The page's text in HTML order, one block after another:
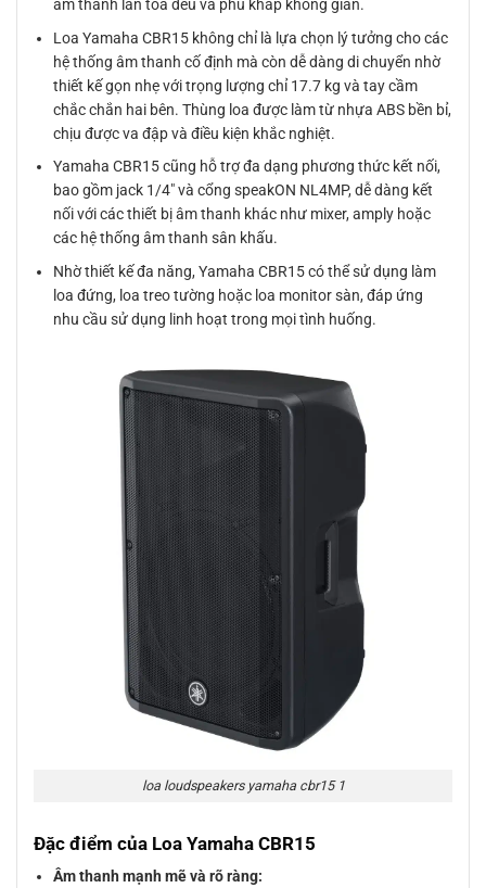
âm thanh lan tỏa đều và phủ khắp không gian.
Loa Yamaha CBR15 không chỉ là lựa chọn lý tưởng cho các
hệ thống âm thanh cố định mà còn dễ dàng di chuyển nhờ
thiết kế gọn nhẹ với trọng lượng chỉ 17.7 kg và tay cầm
chắc chắn hai bên. Thùng loa được làm từ nhựa ABS bền bỉ,
chịu được va đập và điều kiện khắc nghiệt.
Yamaha CBR15 cũng hỗ trợ đa dạng phương thức kết nối,
bao gồm jack 1/4″ và cổng speakON NL4MP, dễ dàng kết
nối với các thiết bị âm thanh khác như mixer, amply hoặc
các hệ thống âm thanh sân khấu.
Nhờ thiết kế đa năng, Yamaha CBR15 có thể sử dụng làm
loa đứng, loa treo tường hoặc loa monitor sàn, đáp ứng
nhu cầu sử dụng linh hoạt trong mọi tình huống.
loa loudspeakers yamaha cbr15 1
Đặc điểm của Loa Yamaha CBR15
Âm thanh mạnh mẽ và rõ ràng: